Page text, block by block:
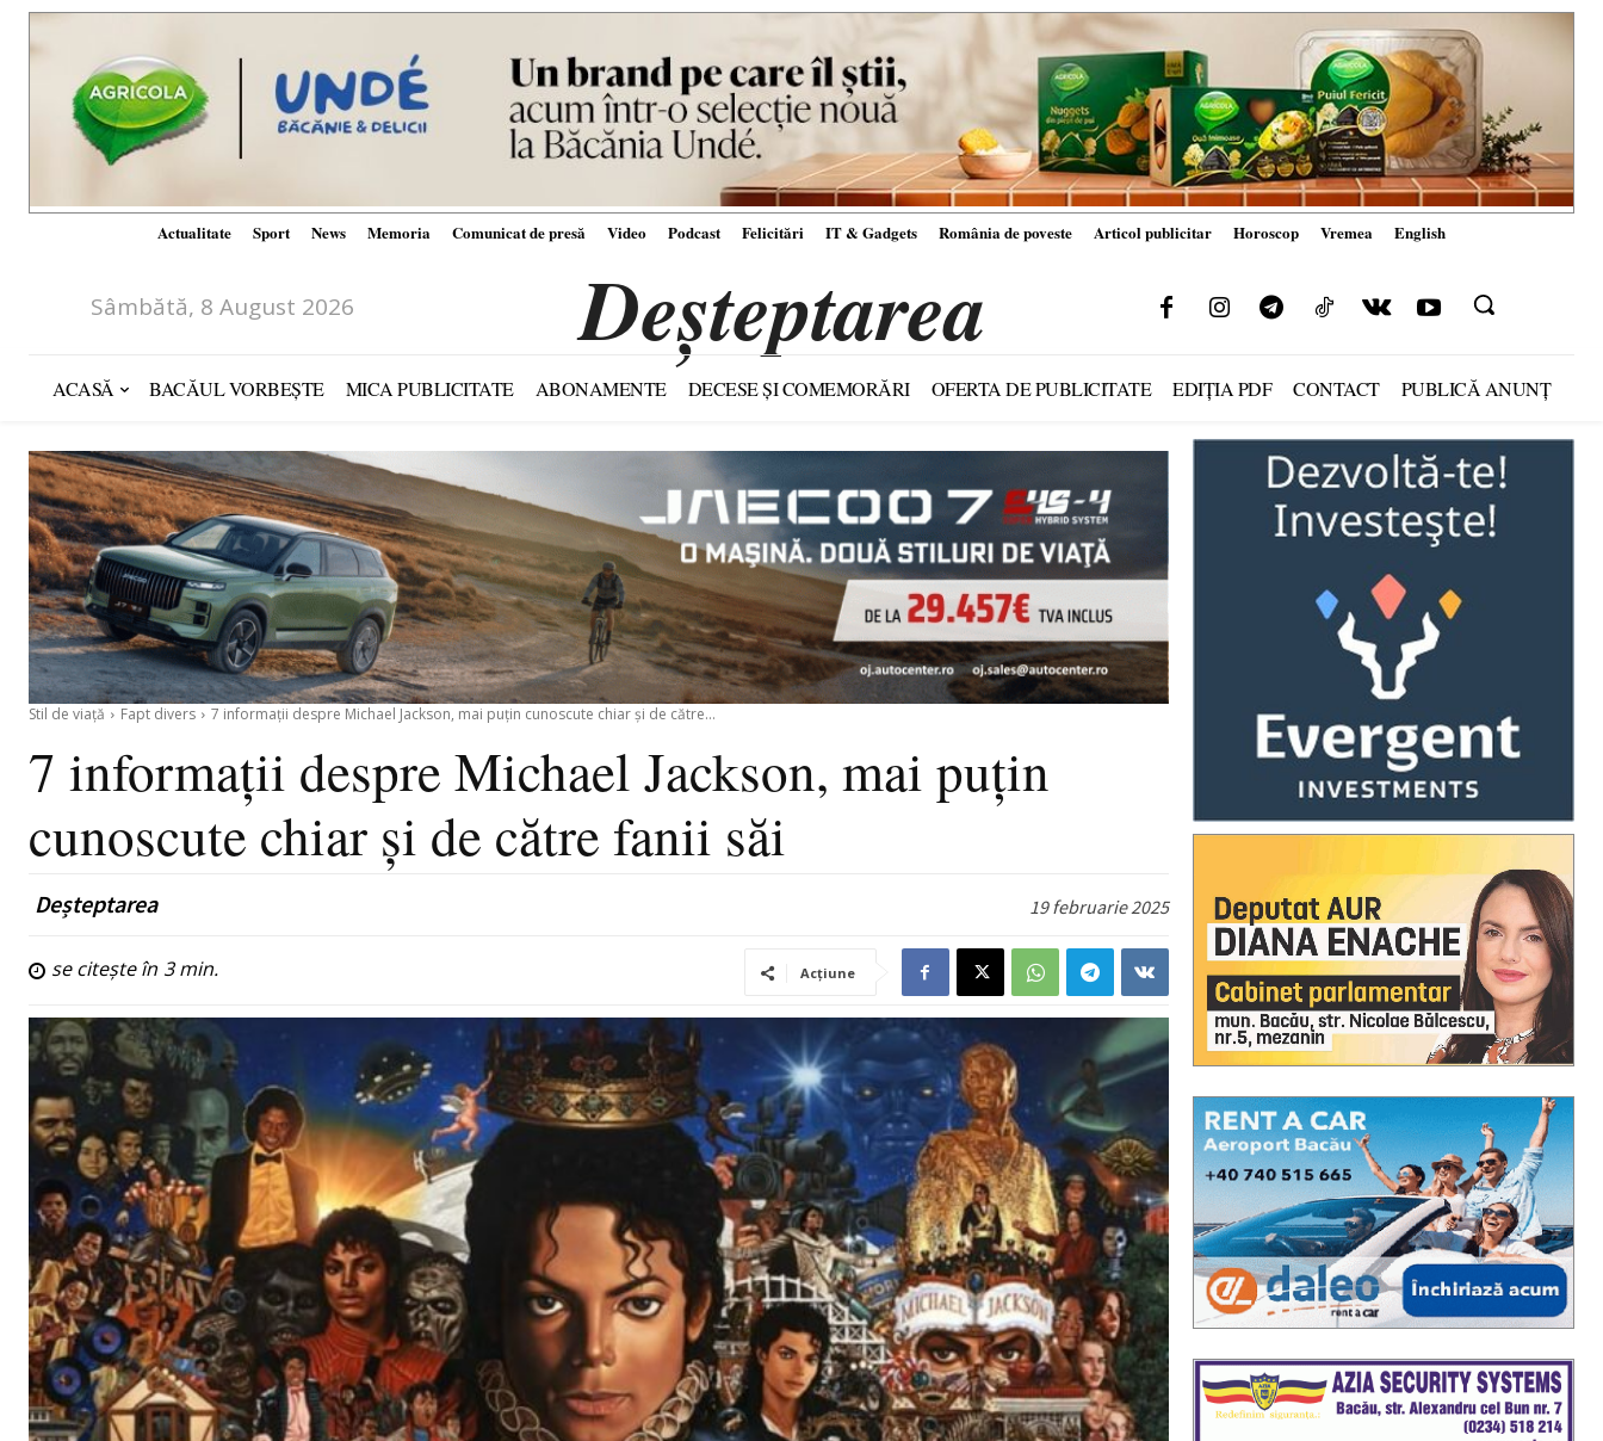
Actualitate Sport News Memoria Comunicat de presă Video Podcast Felicitări IT & Gadgets România de poveste Articol publicitar Horoscop Vremea English
Sâmbătă, 8 August 2026 Deșteptarea
ACASĂ BACĂUL VORBEȘTE MICA PUBLICITATE ABONAMENTE DECESE ȘI COMEMORĂRI OFERTA DE PUBLICITATE EDIȚIA PDF CONTACT PUBLICĂ ANUNȚ
Stil de viață Fapt divers 7 informații despre Michael Jackson, mai puțin cunoscute chiar și de către...
7 informații despre Michael Jackson, mai puțin
cunoscute chiar și de către fanii săi
Deșteptarea 19 februarie 2025
se citește în 3min. Acțiune